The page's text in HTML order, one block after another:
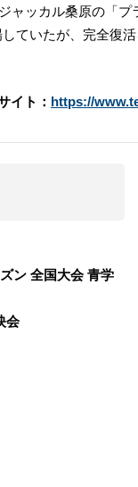
ャッカル桑原の「
ていたが、完全復
イト： https://
ン 全国大会 青学
会